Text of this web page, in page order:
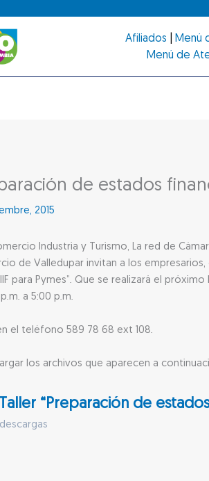
Afiliados Menú
Menú de
de estados
2015
Industria y Turismo, La red de
de Valledupar invitan a los
para Pymes”. Que se realizará el
a 5:00 p.m.
el teléfono 589 78 68 ext 108.
los archivos que aparecen a
“Preparación de